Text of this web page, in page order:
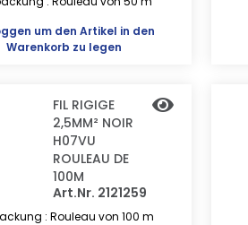
um den Artikel in den
Warenkorb zu legen
FIL RIGIGE
2,5MM² NOIR
H07VU
ROULEAU DE
100M
Art.Nr. 2121259
: Rouleau von 100 m